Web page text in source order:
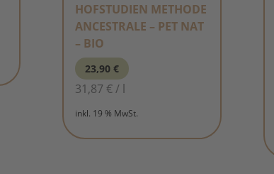
HOFSTUDIEN METHODE
ANCESTRALE – PET NAT
– BIO
23,90€
31,87 €/ l
inkl. 19 % MwSt.